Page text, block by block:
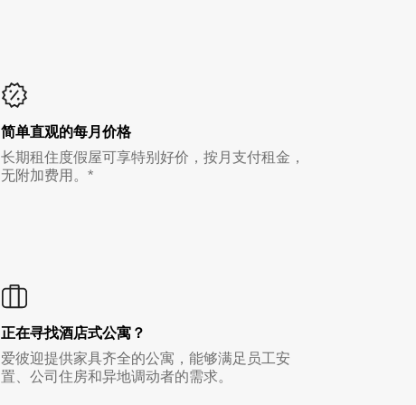
简单直观的每月价格
长期租住度假屋可享特别好价，按月支付租金，
无附加费用。*
正在寻找酒店式公寓？
爱彼迎提供家具齐全的公寓，能够满足员工安
置、公司住房和异地调动者的需求。